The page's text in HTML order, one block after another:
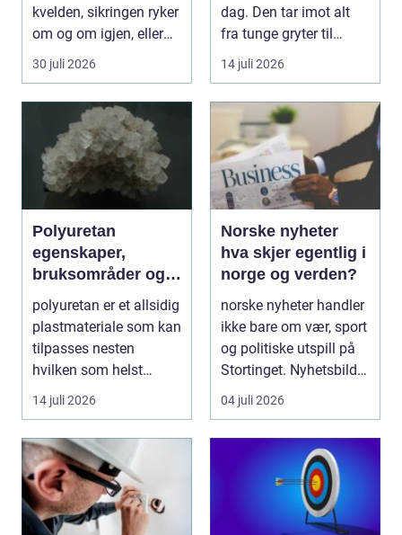
kvelden, sikringen ryker
om og om igjen, eller
de...
30 juli 2026
dag. Den tar imot alt
fra tunge gryter til
skarpe kniver og ...
14 juli 2026
Polyuretan
egenskaper,
bruksområder og
fordeler i
industrien
polyuretan er et allsidig
plastmateriale som kan
tilpasses nesten
hvilken som helst
oppgave. Fra myk...
14 juli 2026
Norske nyheter
hva skjer egentlig i
norge og verden?
norske nyheter handler
ikke bare om vær, sport
og politiske utspill på
Stortinget. Nyhetsbildet
form...
04 juli 2026